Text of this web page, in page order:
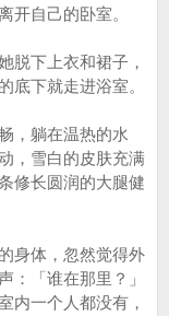
开自己的卧室。
下上衣和裙子，
底下就走进浴室。
，躺在温热的水
，雪白的皮肤充满
修长圆润的大腿健
身体，忽然觉得外
：「谁在那里？」
内一个人都没有，